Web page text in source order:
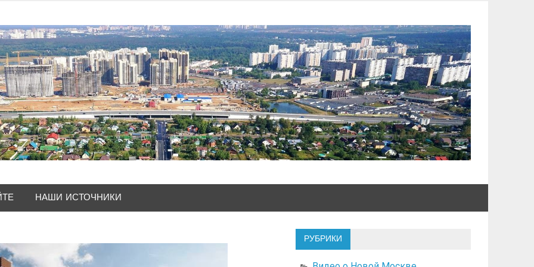
НАШИ ИСТОЧНИКИ
РУБРИКИ